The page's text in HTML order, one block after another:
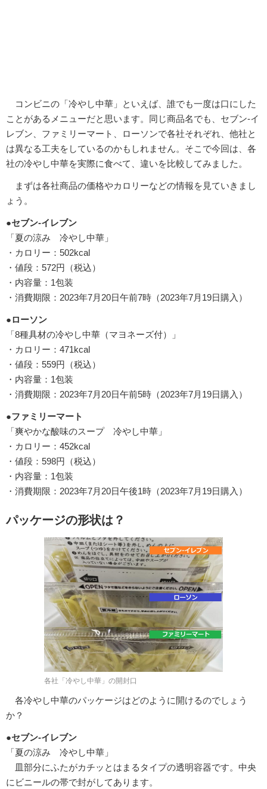
コンビニの「冷やし中華」といえば、誰でも一度は口にした
ことがあるメニューだと思います。同じ商品名でも、セブン-イ
レブン、ファミリーマート、ローソンで各社それぞれ、他社と
は異なる工夫をしているのかもしれません。そこで今回は、各
社の冷やし中華を実際に食べて、違いを比較してみました。
まずは各社商品の価格やカロリーなどの情報を見ていきまし
ょう。
●セブン-イレブン
「夏の涼み 冷やし中華」
・カロリー：502kcal
・値段：572円（税込）
・内容量：1包装
・消費期限：2023年7月20日午前7時（2023年7月19日購入）
●ローソン
「8種具材の冷やし中華（マヨネーズ付）」
・カロリー：471kcal
・値段：559円（税込）
・内容量：1包装
・消費期限：2023年7月20日午前5時（2023年7月19日購入）
●ファミリーマート
「爽やかな酸味のスープ 冷やし中華」
・カロリー：452kcal
・値段：598円（税込）
・内容量：1包装
・消費期限：2023年7月20日午後1時（2023年7月19日購入）
パッケージの形状は？
各社「冷やし中華」の開封口
各冷やし中華のパッケージはどのように開けるのでしょう
か？
●セブン-イレブン
「夏の涼み 冷やし中華」
皿部分にふたがカチッとはまるタイプの透明容器です。中央
にビニールの帯で封がしてあります。